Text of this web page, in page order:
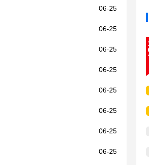
06-25
06-25
06-25
06-25
06-25
06-25
06-25
06-25